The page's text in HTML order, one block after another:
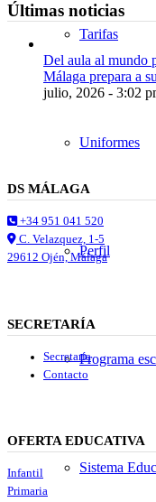
Tarifas
Uniformes
Perfil
Programa
Sistema
Últimas noticias
Del aula al mundo
Málaga prepara a
julio, 2026 - 3:02
DS MÁLAGA
+34 951 041 520
C. Velazquez, 1-5
29612 Ojén, Málaga
SECRETARÍA
Secretaría
Contacto
OFERTA EDUCATIVA
Infantil
Primaria